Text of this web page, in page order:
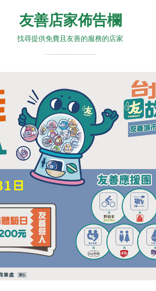
友善店家佈告欄
找尋提供免費且友善的服務的店家